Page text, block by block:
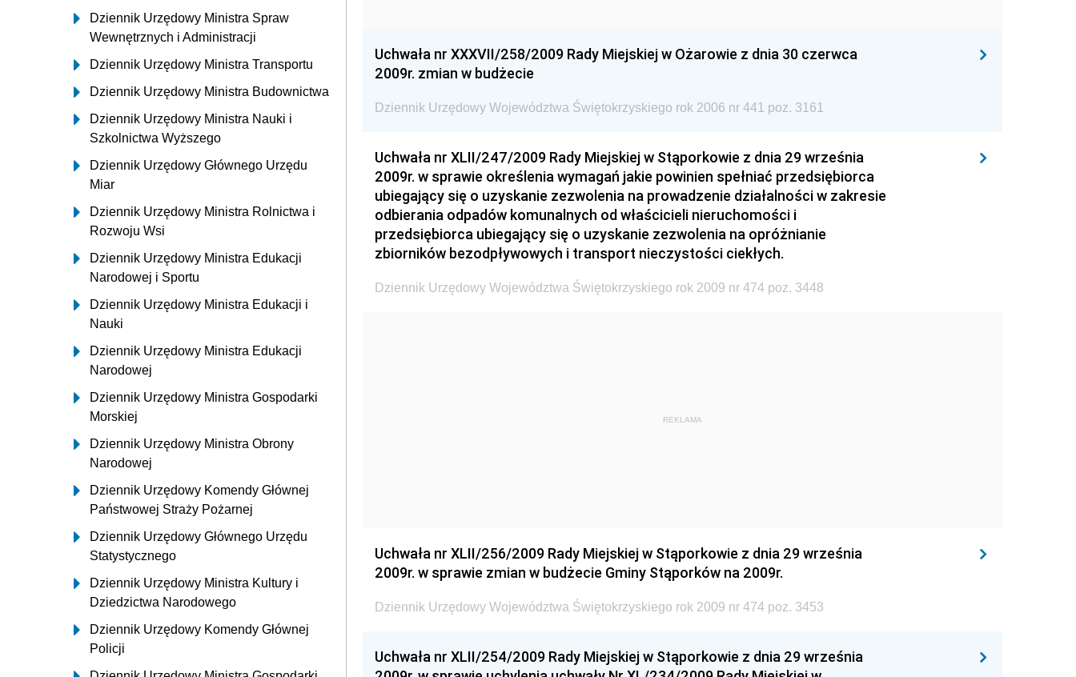
Dziennik Urzędowy Ministra Spraw
Wewnętrznych i Administracji
Dziennik Urzędowy Ministra Transportu
Dziennik Urzędowy Ministra Budownictwa
Dziennik Urzędowy Ministra Nauki i
Szkolnictwa Wyższego
Dziennik Urzędowy Głównego Urzędu
Miar
Dziennik Urzędowy Ministra Rolnictwa i
Rozwoju Wsi
Dziennik Urzędowy Ministra Edukacji
Narodowej i Sportu
Dziennik Urzędowy Ministra Edukacji i
Nauki
Dziennik Urzędowy Ministra Edukacji
Narodowej
Dziennik Urzędowy Ministra Gospodarki
Morskiej
Dziennik Urzędowy Ministra Obrony
Narodowej
Dziennik Urzędowy Komendy Głównej
Państwowej Straży Pożarnej
Dziennik Urzędowy Głównego Urzędu
Statystycznego
Dziennik Urzędowy Ministra Kultury i
Dziedzictwa Narodowego
Dziennik Urzędowy Komendy Głównej
Policji
Uchwała nr XXXVII/258/2009 Rady Miejskiej w Ożarowie z dnia 30 czerwca
2009r. zmian w budżecie
Dziennik Urzędowy Województwa Świętokrzyskiego rok 2006 nr 441 poz. 3161
Uchwała nr XLII/247/2009 Rady Miejskiej w Stąporkowie z dnia 29 września
2009r. w sprawie określenia wymagań jakie powinien spełniać przedsiębiorca
ubiegający się o uzyskanie zezwolenia na prowadzenie działalności w zakresie
odbierania odpadów komunalnych od właścicieli nieruchomości i
przedsiębiorca ubiegający się o uzyskanie zezwolenia na opróżnianie
zbiorników bezodpływowych i transport nieczystości ciekłych.
Dziennik Urzędowy Województwa Świętokrzyskiego rok 2009 nr 474 poz. 3448
REKLAMA
Uchwała nr XLII/256/2009 Rady Miejskiej w Stąporkowie z dnia 29 września
2009r. w sprawie zmian w budżecie Gminy Stąporków na 2009r.
Dziennik Urzędowy Województwa Świętokrzyskiego rok 2009 nr 474 poz. 3453
Uchwała nr XLII/254/2009 Rady Miejskiej w Stąporkowie z dnia 29 września